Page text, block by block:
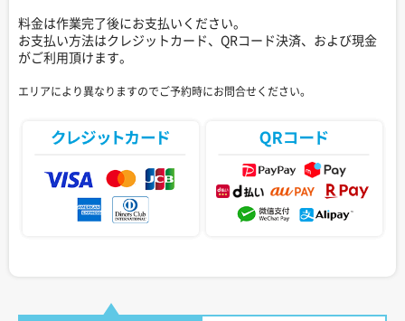
料金は作業完了後にお支払いください。
お支払い方法はクレジットカード、QRコード決済、および現金
がご利用頂けます。
エリアにより異なりますのでご予約時にお問合せください。